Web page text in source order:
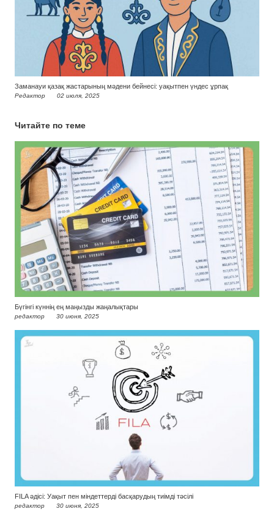
Заманауи қазақ жастарының мәдени бейнесі: уақытпен үндес ұрпақ
Редактор 02 июля, 2025
Читайте по теме
Бүгінгі күннің ең маңызды жаңалықтары
редактор 30 июня, 2025
FILA әдісі: Уақыт пен міндеттерді басқарудың тиімді тәсілі
редактор 30 июня, 2025